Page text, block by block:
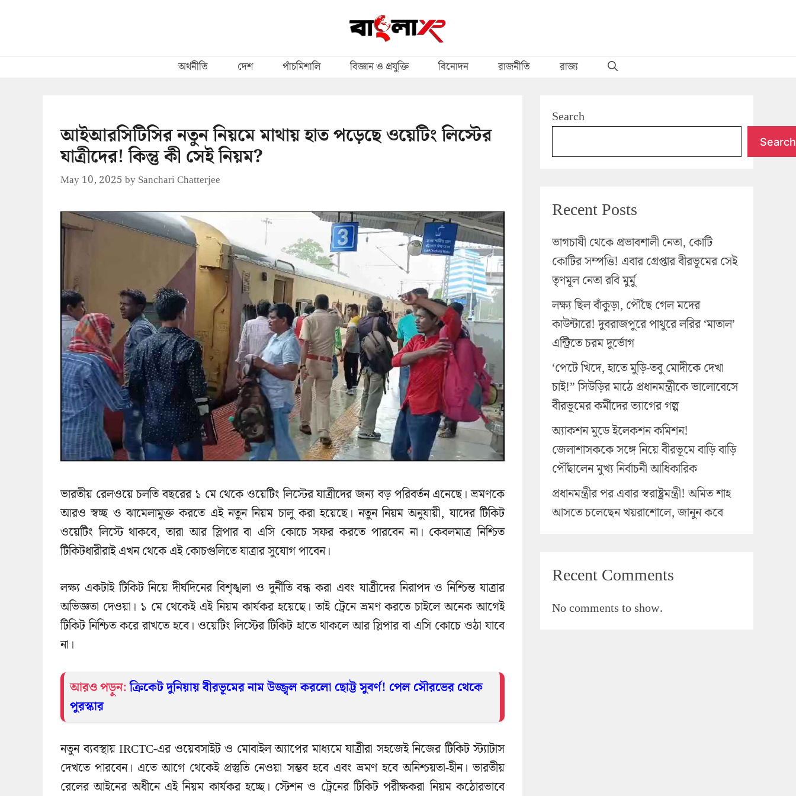
অর্থনীতি দেশ পাঁচমিশালি বিজ্ঞান ও প্রযুক্তি বিনোদন রাজনীতি রাজ্য
আইআরসিটিসির নতুন নিয়মে মাথায় হাত পড়েছে ওয়েটিং লিস্টের
যাত্রীদের! কিন্তু কী সেই নিয়ম?
May 10, 2025bySanchari Chatterjee
ভারতীয় রেলওয়ে চলতি বছরের ১ মে থেকে ওয়েটিং লিস্টের যাত্রীদের জন্য বড় পরিবর্তন এনেছে। ভ্রমণকে
আরও স্বচ্ছ ও ঝামেলামুক্ত করতে এই নতুন নিয়ম চালু করা হয়েছে। নতুন নিয়ম অনুযায়ী, যাদের টিকিট
ওয়েটিং লিস্টে থাকবে, তারা আর স্লিপার বা এসি কোচে সফর করতে পারবেন না। কেবলমাত্র নিশ্চিত
টিকিটধারীরাই এখন থেকে এই কোচগুলিতে যাত্রার সুযোগ পাবেন।
লক্ষ্য একটাই টিকিট নিয়ে দীর্ঘদিনের বিশৃঙ্খলা ও দুর্নীতি বন্ধ করা এবং যাত্রীদের নিরাপদ ও নিশ্চিন্ত যাত্রার
অভিজ্ঞতা দেওয়া। ১ মে থেকেই এই নিয়ম কার্যকর হয়েছে। তাই ট্রেনে ভ্রমণ করতে চাইলে অনেক আগেই
টিকিট নিশ্চিত করে রাখতে হবে। ওয়েটিং লিস্টের টিকিট হাতে থাকলে আর স্লিপার বা এসি কোচে ওঠা যাবে
না।
আরও পড়ুন:ক্রিকেট দুনিয়ায় বীরভূমের নাম উজ্জ্বল করলো ছোট্ট সুবর্ণ! পেল সৌরভের থেকে
পুরস্কার
নতুন ব্যবস্থায় IRCTC-এর ওয়েবসাইট ও মোবাইল অ্যাপের মাধ্যমে যাত্রীরা সহজেই নিজের টিকিট স্ট্যাটাস
দেখতে পারবেন। এতে আগে থেকেই প্রস্তুতি নেওয়া সম্ভব হবে এবং ভ্রমণ হবে অনিশ্চয়তা-হীন। ভারতীয়
রেলের আইনের অধীনে এই নিয়ম কার্যকর হচ্ছে। স্টেশন ও ট্রেনের টিকিট পরীক্ষকরা নিয়ম কঠোরভাবে
Search
Search
Recent Posts
ভাগচাষী থেকে প্রভাবশালী নেতা, কোটি
কোটির সম্পত্তি! এবার গ্রেপ্তার বীরভূমের সেই
তৃণমূল নেতা রবি মুর্মু
লক্ষ্য ছিল বাঁকুড়া, পৌঁছে গেল মদের
কাউন্টারে! দুবরাজপুরে পাথুরে লরির ‘মাতাল’
এন্ট্রিতে চরম দুর্ভোগ
‘পেটে খিদে, হাতে মুড়ি-তবু মোদীকে দেখা
চাই!” সিউড়ির মাঠে প্রধানমন্ত্রীকে ভালোবেসে
বীরভূমের কর্মীদের ত্যাগের গল্প
অ্যাকশন মুডে ইলেকশন কমিশন!
জেলাশাসককে সঙ্গে নিয়ে বীরভূমে বাড়ি বাড়ি
পৌঁছালেন মুখ্য নির্বাচনী আধিকারিক
প্রধানমন্ত্রীর পর এবার স্বরাষ্ট্রমন্ত্রী! অমিত শাহ
আসতে চলেছেন খয়রাশোলে, জানুন কবে
Recent Comments
No comments to show.